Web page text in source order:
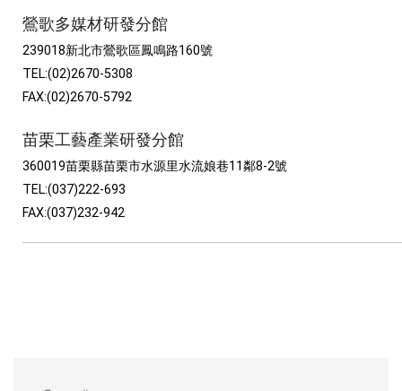
鶯歌多媒材研發分館
239018新北市鶯歌區鳳鳴路160號
TEL:(02)2670-5308
FAX:(02)2670-5792
苗栗工藝產業研發分館
360019苗栗縣苗栗市水源里水流娘巷11鄰8-2號
TEL:(037)222-693
FAX:(037)232-942